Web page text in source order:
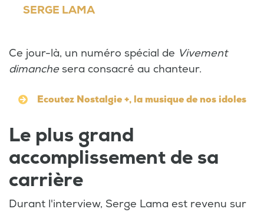
SERGE LAMA
Ce jour-là, un numéro spécial de Vivement
dimanchesera consacré au chanteur.
Ecoutez Nostalgie +, la musique de nos idoles
Le plus grand
accomplissement de sa
carrière
Durant l'interview, Serge Lama est revenu sur